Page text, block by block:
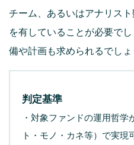
チーム、あるいはアナリス
を有していることが必要で
備や計画も求められるでしょ
判定基準
・対象ファンドの運用哲学
ト・モノ・カネ等）で実現